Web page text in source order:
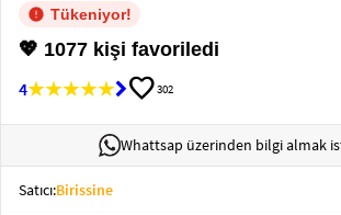
Sweatshirt
Tükeniyor!
💖 1077 kişi favoriledi
4
favorite302
Whattsap üzerinden bilgi almak
Satıcı:Birissine